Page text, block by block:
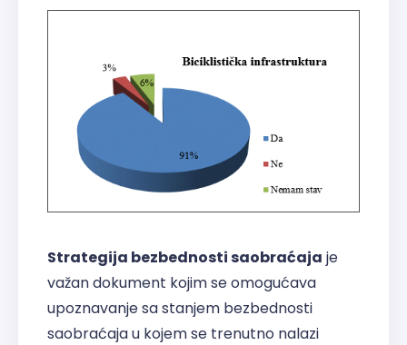
Strategija bezbednosti saobraćaja je
važan dokument kojim se omogućava
upoznavanje sa stanjem bezbednosti
saobraćaja u kojem se trenutno nalazi